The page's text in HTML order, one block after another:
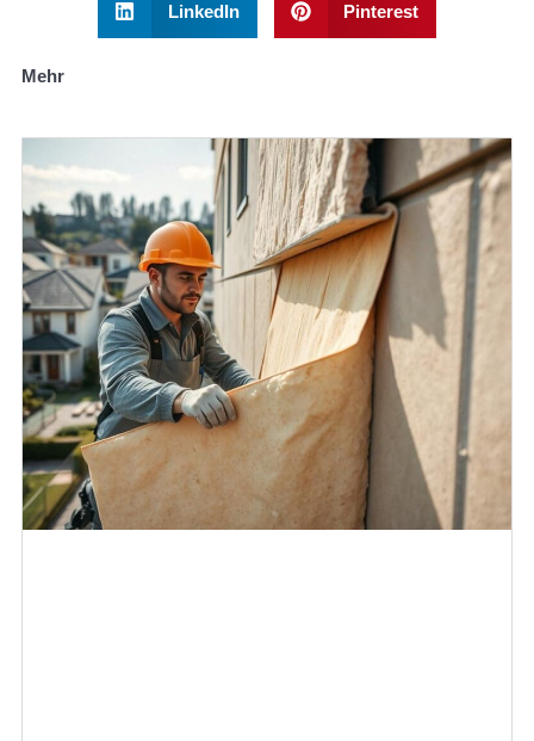
LinkedIn Pinterest
Mehr